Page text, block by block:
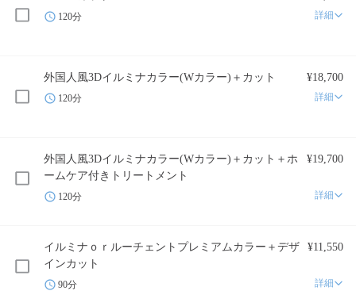
120分 詳細
外国人風3Dイルミナカラー(Wカラー)＋カット ¥18,700
120分 詳細
外国人風3Dイルミナカラー(Wカラー)＋カット＋ホ
ームケア付きトリートメント
¥19,700
120分 詳細
イルミナｏｒルーチェントプレミアムカラー＋デザ
インカット
¥11,550
90分 詳細